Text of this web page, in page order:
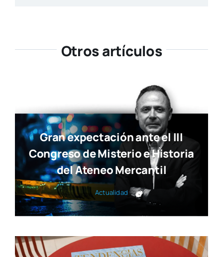
Otros artículos
Gran expectación ante el III
Congreso de Misterio e Historia
del Ateneo Mercantil
Actua­li­dad